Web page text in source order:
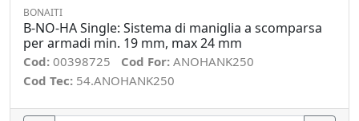
BONAITI
B-NO-HA Single: Sistema di maniglia a scomparsa
per armadi min. 19 mm, max 24 mm
Cod: 00398725 Cod For: ANOHANK250
Cod Tec: 54.ANOHANK250